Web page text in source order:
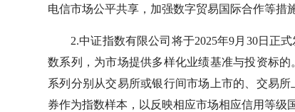
电信市场公平共享，加强数字贸易国际合作等措施
2.中证指数有限公司将于2025年9月30日正
数系列，为市场提供多样化业绩基准与投资标
系列分别从交易所或银行间市场上市的、交易
券作为指数样本，以反映相应市场相应信用等级